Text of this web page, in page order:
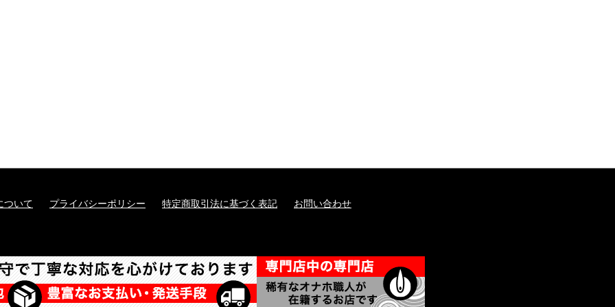
ついて プライバシーポリシー 特定商取引法に基づく表記 お問い合わせ